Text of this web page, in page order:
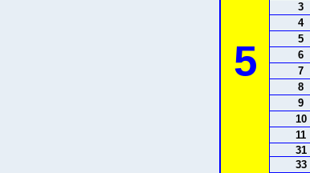
5
3
4
5
6
7
8
9
10
11
31
33